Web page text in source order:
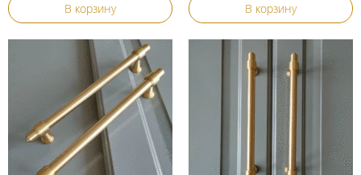
В корзину В корзину